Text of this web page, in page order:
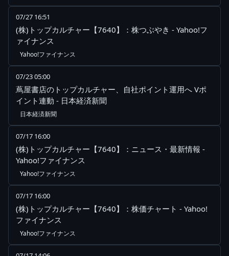
07/27 16:51
(株)トップカルチャー【7640】：株つぶやき - Yahoo!フ
ァイナンス
Yahoo!ファイナンス
07/23 05:00
蔦屋書店のトップカルチャー、自社ポイント運用へ Vポ
イント連動 - 日本経済新聞
日本経済新聞
07/17 16:00
(株)トップカルチャー【7640】：ニュース・最新情報 -
Yahoo!ファイナンス
Yahoo!ファイナンス
07/17 16:00
(株)トップカルチャー【7640】：株価チャート - Yahoo!
ファイナンス
Yahoo!ファイナンス